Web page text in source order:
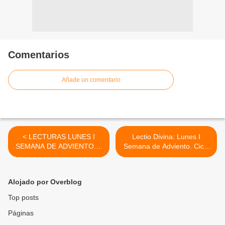
Comentarios
Añade un comentario
< LECTURAS LUNES I
SEMANA DE ADVIENTO. 2
DE DICIEMBRE, 2013.
Lectio Divina: Lunes I
Semana de Adviento. Ciclo
A. 2 de diciembre, 2013. >
Alojado por Overblog
Top posts
Páginas